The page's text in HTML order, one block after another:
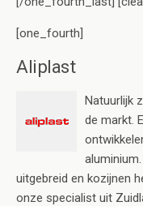
[one_fourth]
Aliplast
Natuurlijk
de markt.
uitgebreid en kozijnen
onze specialist uit